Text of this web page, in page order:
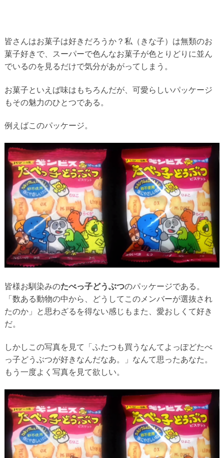
皆さんはお菓子は好きだろうか？私（きな子）は無類のお
菓子好きで、スーパーで色んなお菓子が色とりどりに並ん
でいるのを見るだけで気分があがってしまう。
お菓子といえば味はもちろんだが、可愛らしいパッケージ
もその魅力のひとつである。
例えばこのパッケージ。
皆様お馴染みのたべっ子どうぶつのパッケージである。
「数ある動物の中から、どうしてこのメンバーが選抜され
たのか」と思わざるを得ない感じもまた、愛おしくて好き
だ。
しかしこの写真を見て「ふたつも買うなんてよっぽどたべ
っ子どうぶつが好きなんだなあ。」なんて思ったあなた。
もう一度よく写真を見て欲しい。